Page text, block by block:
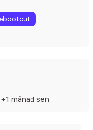
+1 månad sen